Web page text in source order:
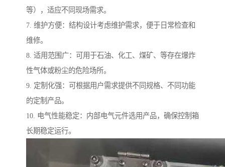
等），适应不同现场需求。
7. 维护方便：结构设计考虑维护需求，便于日常检查和
维修。
8. 适用范围广：可用于石油、化工、煤矿、等存在爆炸
性气体或粉尘的危险场所。
9. 定制化强：可根据用户需求提供不同规格、不同功能
的定制产品。
10. 电气性能稳定：内部电气元件选用产品，确保控制箱
长期稳定运行。